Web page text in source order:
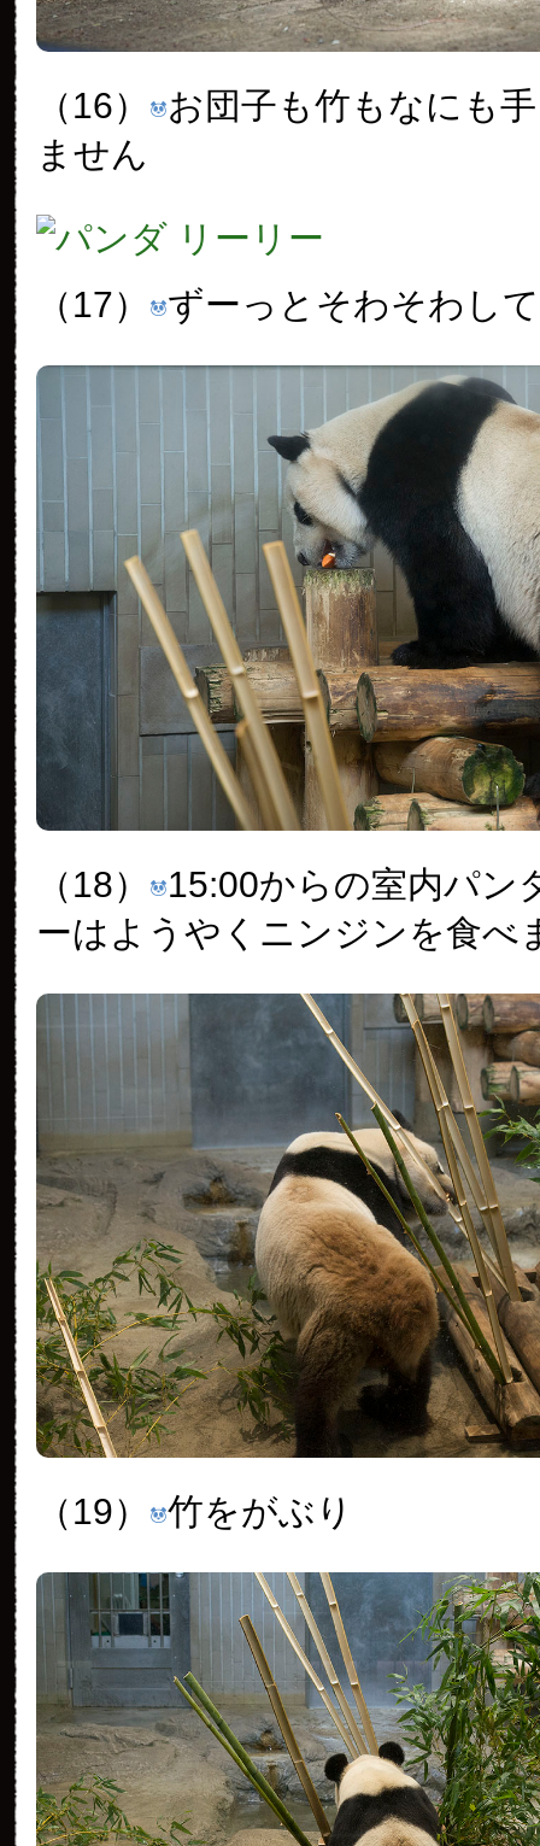
（16）
お団子も竹もなにも
ません
（17） ずーっとそわそわし
（18）
15:00からの室内パン
ーはようやくニンジンを食べ
（19） 竹をがぶり